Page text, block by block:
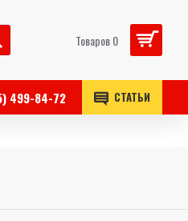
Товаров 0
499-84-72 СТАТЬИ